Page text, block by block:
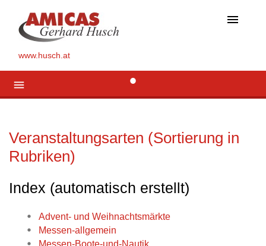
menu
www.husch.at
menu
Veranstaltungsarten (Sortierung in
Rubriken)
Index (automatisch erstellt)
Advent- und Weihnachtsmärkte
Messen-allgemein
Messen-Boote-und-Nautik